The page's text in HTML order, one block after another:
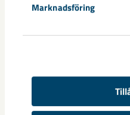
Marknadsföring
Dela
Taggar
Kiruna samhällsomvandling